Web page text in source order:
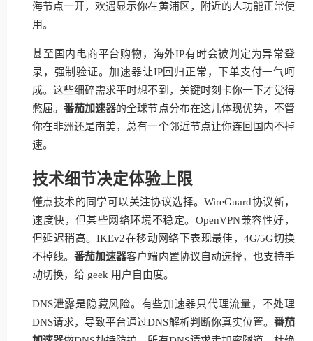
海节点一开，欢遇显示你在黄浦区，附近的人功能正常使
用。
甚至国内电商平台购物，海外IP有时会被判定为异常登
录，强制验证。加速器让IP回归正常，下单支付一气呵
成。这些细碎需求平时想不到，关键时刻卡你一下才觉得
憋屈。番茄加速器的全球节点分布在这儿体现优势，不管
你在非洲还是南美，总有一个邻近节点让你连回国内不掉
速。
技术细节决定体验上限
懂点技术的同学可以关注协议选择。WireGuard协议新，
速度快，但某些网络环境不稳定。OpenVPN兼容性好，
但延迟稍高。IKEv2在移动网络下表现最佳，4G/5G切换
不掉线。番茄加速器客户端内置协议自动选择，也支持手
动切换，给 geek 用户自由度。
DNS泄露是隐藏风险。有些加速器只代理流量，不处理
DNS请求，导致平台通过DNS解析判断你真实位置。 番茄